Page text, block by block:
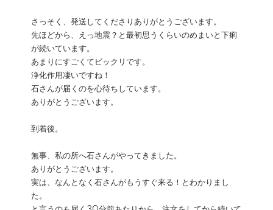
さっそく、発送してくださりありがとうございます。
先ほどから、えっ地震？と最初思うくらいのめまいと下痢
が続いています。
あまりにすごくてビックリです。
浄化作用凄いですね！
石さんが届くのを心待ちしています。
ありがとうございます。
到着後。
無事、私の所へ石さんがやってきました。
ありがとうございます。
実は、なんとなく石さんがもうすぐ来る！とわかりまし
た。